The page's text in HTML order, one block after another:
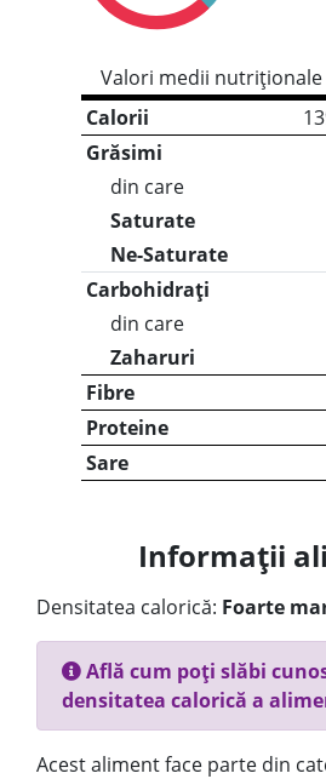
Valori medii
Calorii
Grăsimi
din care
Saturate
Ne-Saturate
Carbohidrați
din care
Zaharuri
Fibre
Proteine
Sare
Informații
Densitatea calorică: Foarte
Află cum poți slăbi
densitatea calorică a
Acest aliment face parte din